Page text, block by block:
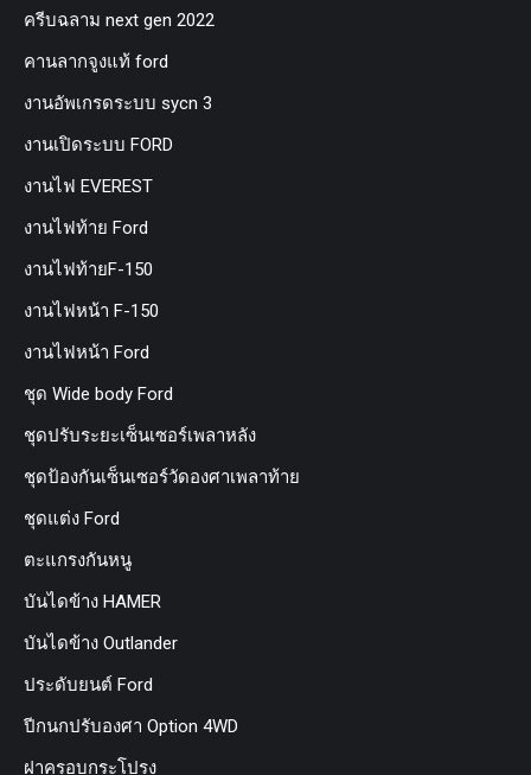
ครีบฉลาม next gen 2022
คานลากจูงแท้ ford
งานอัพเกรดระบบ sycn 3
งานเปิดระบบ FORD
งานไฟ EVEREST
งานไฟท้าย Ford
งานไฟท้ายF-150
งานไฟหน้า F-150
งานไฟหน้า Ford
ชุด Wide body Ford
ชุดปรับระยะเซ็นเซอร์เพลาหลัง
ชุดป้องกันเซ็นเซอร์วัดองศาเพลาท้าย
ชุดแต่ง Ford
ตะแกรงกันหนู
บันไดข้าง HAMER
บันไดข้าง Outlander
ประดับยนต์ Ford
ปีกนกปรับองศา Option 4WD
ฝาครอบกระโปรง